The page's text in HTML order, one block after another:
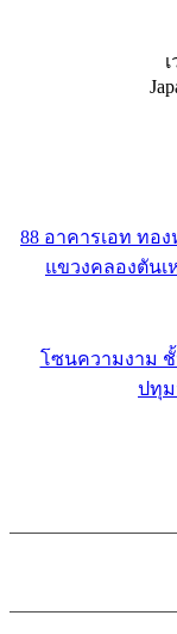
88 อาคารเอท ทอ
แขวงคลองตันเ
โซนความงาม ชั้
ปทุม